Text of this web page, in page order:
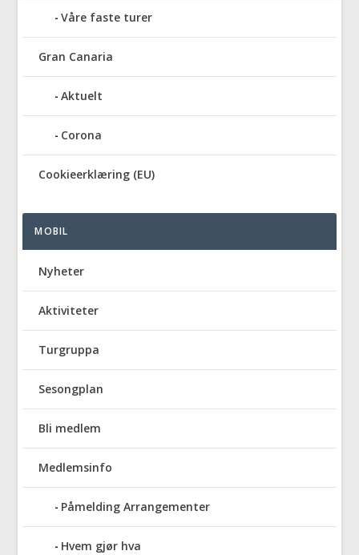
Våre faste turer
Gran Canaria
Aktuelt
Corona
Cookieerklæring (EU)
MOBIL
Nyheter
Aktiviteter
Turgruppa
Sesongplan
Bli medlem
Medlemsinfo
Påmelding Arrangementer
Hvem gjør hva